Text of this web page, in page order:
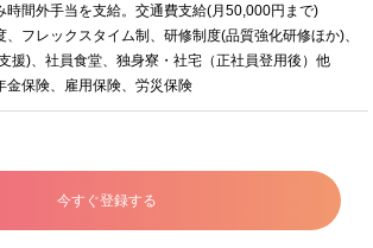
時間外手当を支給。交通費支給(月50,000円まで)
、フレックスタイム制、研修制度(品質強化研修ほか)、
援)、社員食堂、独身寮・社宅（正社員登用後）他
金保険、雇用保険、労災保険
今すぐ登録する